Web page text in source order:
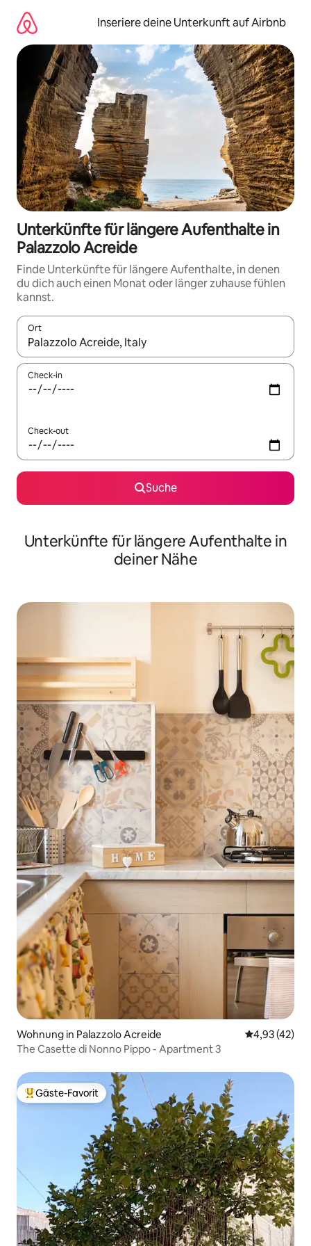
Inhalten
springen
Inseriere deine Unterkunft auf Airbnb
Unterkünfte für längere Aufenthalte in
Palazzolo Acreide
Finde Unterkünfte für längere Aufenthalte, in denen
du dich auch einen Monat oder länger zuhause fühlen
kannst.
Ort
Wenn Ergebnisse verfügbar sind, navigiere mit den
Check-in
Check-out
Suche
Unterkünfte für längere Aufenthalte in
deiner Nähe
Wohnung in Palazzolo Acreide
4,93 (42)
The Casette di Nonno Pippo - Apartment 3
Beliebter Gäste-Favorit.
Gäste-Favorit